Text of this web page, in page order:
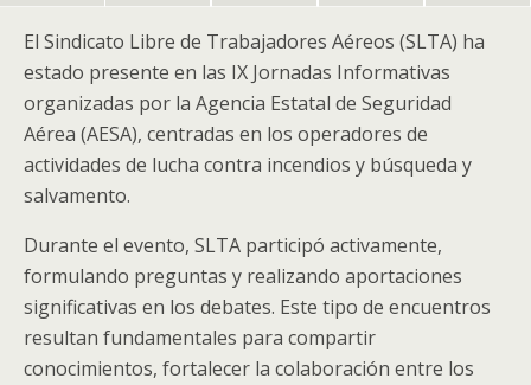
El Sindicato Libre de Trabajadores Aéreos (SLTA) ha
estado presente en las IX Jornadas Informativas
organizadas por la Agencia Estatal de Seguridad
Aérea (AESA), centradas en los operadores de
actividades de lucha contra incendios y búsqueda y
salvamento.
Durante el evento, SLTA participó activamente,
formulando preguntas y realizando aportaciones
significativas en los debates. Este tipo de encuentros
resultan fundamentales para compartir
conocimientos, fortalecer la colaboración entre los